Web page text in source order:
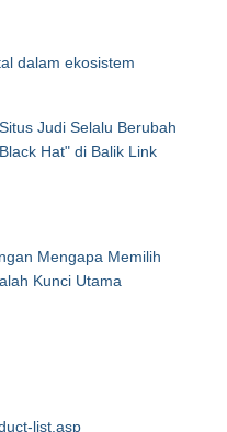
dalam ekosistem
Judi Selalu Berubah
Hat" di Balik Link
Mengapa Memilih
Kunci Utama
list.asp